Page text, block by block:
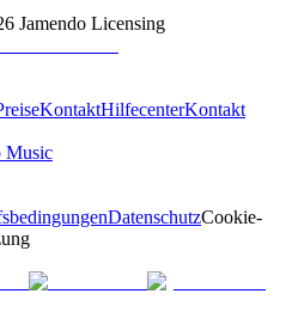
Jamendo Licensing
KontaktHilfecenterKontakt
Music
DatenschutzCookie-